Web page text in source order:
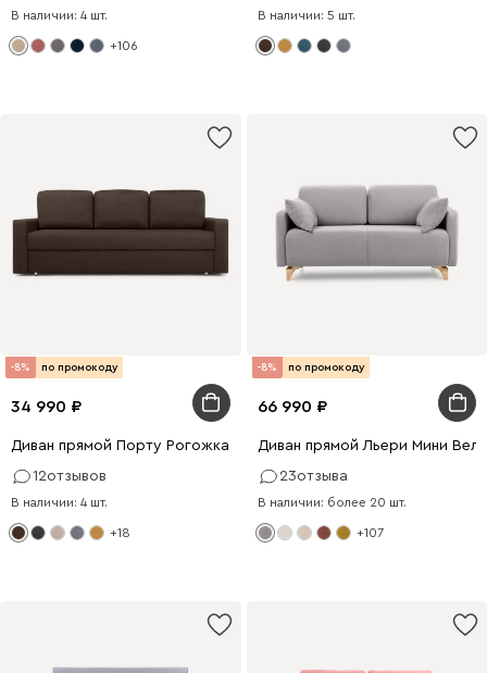
В наличии: 4 шт.
+106
В наличии: 5 шт.
-8% по промокоду
34 990
Диван прямой Порту Рогожка Коричневый
12отзывов
В наличии: 4 шт.
+18
-8% по промокоду
66 990
Диван прямой Льери Мини
23отзыва
В наличии: более 20 шт.
+107